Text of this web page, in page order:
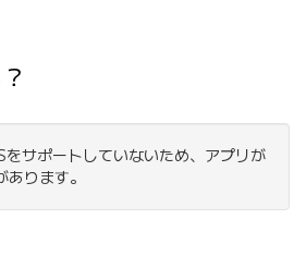
サポートしていないため、アプリが
ります。